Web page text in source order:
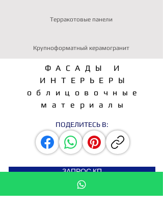
Терракотовые панели
Крупноформатный керамогранит
ФАСАДЫ И
ИНТЕРЬЕРЫ
облицовочные
материалы
ПОДЕЛИТЕСЬ В:
ЗАПРОС КП
СТАТЬ ДИСТРИБЬЮТОРОМ